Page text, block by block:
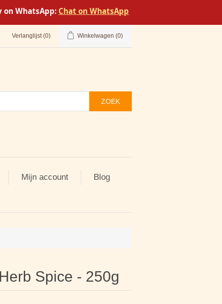
WhatsApp: Chat on WhatsApp
Verlanglijst (0) Winkelwagen (0)
ZOEK
Mijn account Blog
Spice - 250g